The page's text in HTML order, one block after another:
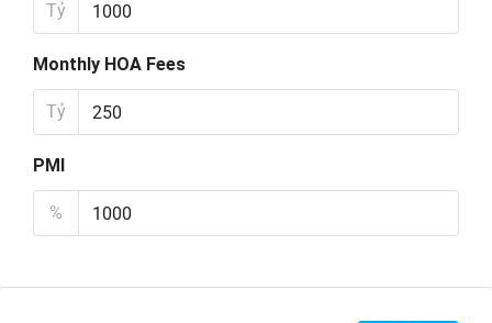
Tỷ
Monthly HOA Fees
Tỷ
PMI
%